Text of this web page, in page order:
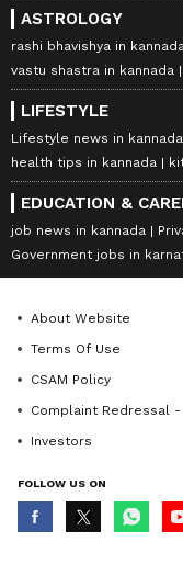
ASTROLOGY
rashi bhavishya in kannada
vastu shastra in kannada
LIFESTYLE
Lifestyle news in kannada
health tips in kannada
EDUCATION &
job news in kannada
Government jobs in
About Website
Terms Of Use
CSAM Policy
Complaint Redressal -
Investors
FOLLOW US ON